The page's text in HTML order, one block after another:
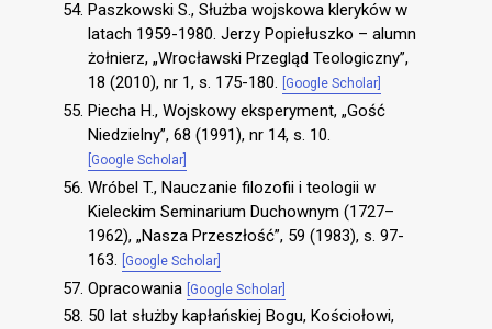
Paszkowski S., Służba wojskowa kleryków w
latach 1959-1980. Jerzy Popiełuszko – alumn
żołnierz, „Wrocławski Przegląd Teologiczny”,
18 (2010), nr 1, s. 175-180.
[Google Scholar]
Piecha H., Wojskowy eksperyment, „Gość
Niedzielny”, 68 (1991), nr 14, s. 10.
[Google Scholar]
Wróbel T., Nauczanie filozofii i teologii w
Kieleckim Seminarium Duchownym (1727–
1962), „Nasza Przeszłość”, 59 (1983), s. 97-
163.
[Google Scholar]
Opracowania [Google Scholar]
50 lat służby kapłańskiej Bogu, Kościołowi,